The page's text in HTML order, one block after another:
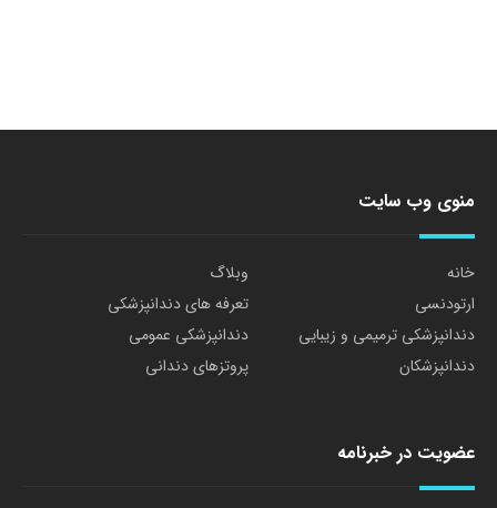
منوی وب سایت
خانه
وبلاگ
ارتودنسی
تعرفه های دندانپزشکی
دندانپزشکی ترمیمی و زیبایی
دندانپزشکی عمومی
دندانپزشکان
پروتزهای دندانی
عضویت در خبرنامه